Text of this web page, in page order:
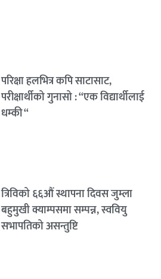
परिक्षा हलभित्र कपि साटासाट,
परीक्षार्थीको गुनासो : “एक विद्यार्थीलाई
धम्की “
त्रिविको ६६औं स्थापना दिवस जुम्ला
बहुमुखी क्याम्पसमा सम्पन्न, स्ववियु
सभापतिको असन्तुष्टि